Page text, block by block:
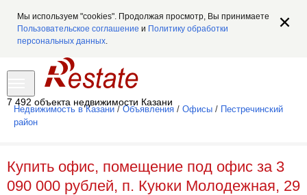
Мы используем "cookies". Продолжая просмотр, Вы принимаете
Пользовательское соглашение и Политику обработки
персональных данных.
7 492 объекта недвижимости Казани
Недвижимость в Казани / Объявления / Офисы / Пестречинский
район
Купить офис, помещение под офис за 3
090 000 рублей, п. Куюки Молодежная, 29